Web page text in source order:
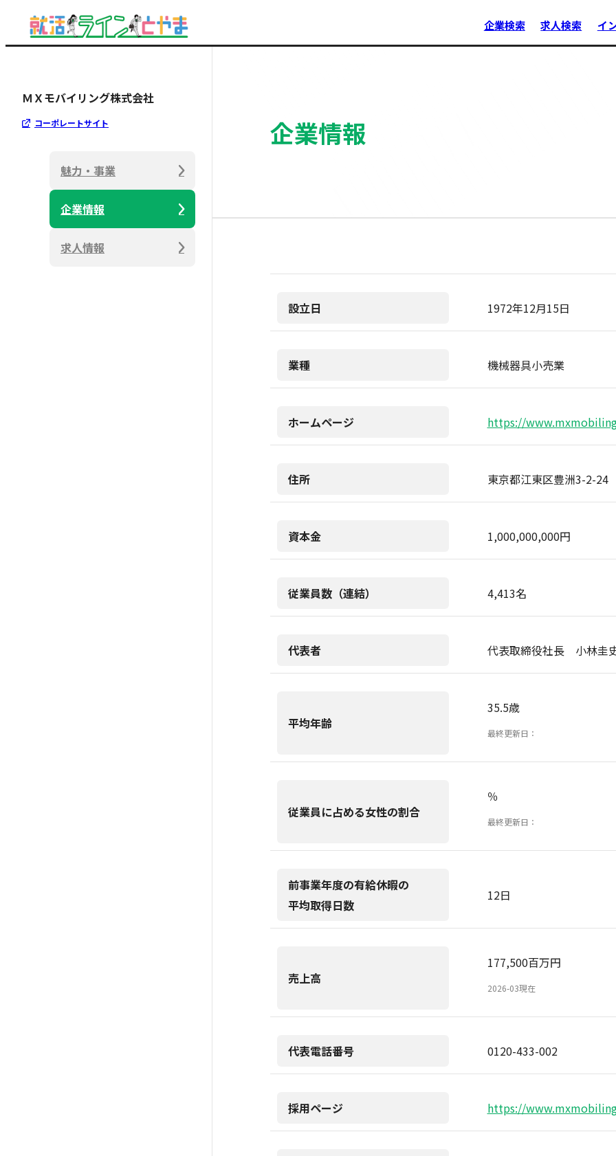
企業検索 求人検索 イ
ＭＸモバイリング株式会社
コーポレートサイト
魅力・事業
企業情報
求人情報
企業情報
設立日 1972年12月15日
業種 機械器具小売業
ホームページ https://
住所 東京都江東区豊洲3-2-24
資本金 1,000,000,000円
従業員数（連結） 4,413名
代表者 代表取締役社長 小林圭
平均年齢
35.5歳
最終更新日：
従業員に占める女性の割合
％
最終更新日：
前事業年度の有給休暇の
平均取得日数
12日
売上高
177,500百万円
2026-03現在
代表電話番号 0120-433-002
採用ページ https://